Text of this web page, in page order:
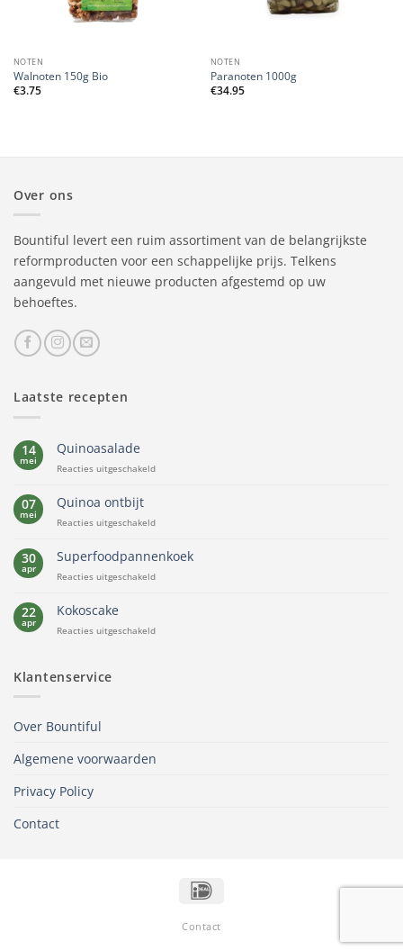
NOTEN
Walnoten 150g Bio
€3.75
NOTEN
Paranoten 1000g
€34.95
Over ons
Bountiful levert een ruim assortiment van de belangrijkste
reformproducten voor een schappelijke prijs. Telkens
aangevuld met nieuwe producten afgestemd op uw
behoeftes.
Laatste recepten
14
mei
Quinoasalade
Reacties uitgeschakeldvoor
07
mei
Quinoa ontbijt
Reacties uitgeschakeldvoor
ontbijt
30
apr
Superfoodpannenkoek
Reacties uitgeschakeldvoor
22
apr
Kokoscake
Reacties uitgeschakeldvoor
Klantenservice
Over Bountiful
Algemene voorwaarden
Privacy Policy
Contact
Contact